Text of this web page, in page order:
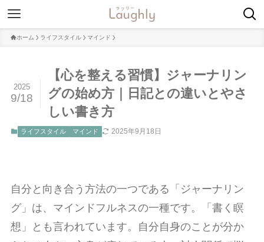
ホーム ライフスタイル マインド
【心を整える習慣】ジャーナリン
グの始め方｜日記との違いとやさ
しい書き方
2025
9/18
ライフスタイル マインド 2025年9月18日
自分と向き合う方法の一つである「ジャーナリン
グ」は、マインドフルネスの一種です。「書く瞑
想」とも言われています。自分自身のことが分か